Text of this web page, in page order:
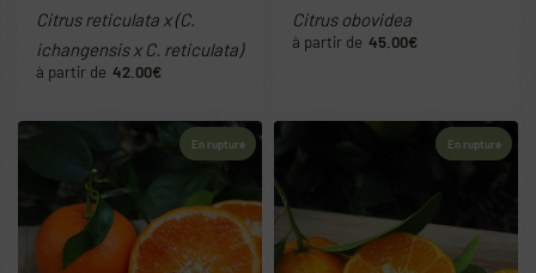
Citrus reticulata x (C.
ichangensis x C. reticulata)
42.00€
Citrus obovidea
45.00€
En rupture En rupture